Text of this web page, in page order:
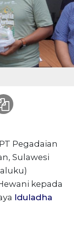
Pegadaian
Sulawesi
kepada
Iduladha